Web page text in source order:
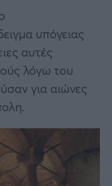
υπόγειας
αυτές
λόγω του
για αιώνες